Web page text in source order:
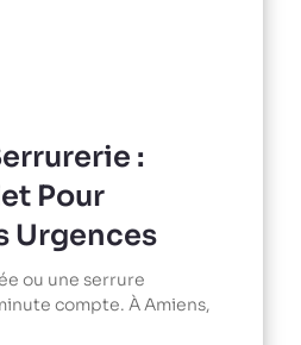
:
Pour
Urgences
ou une serrure
compte. À Amiens,